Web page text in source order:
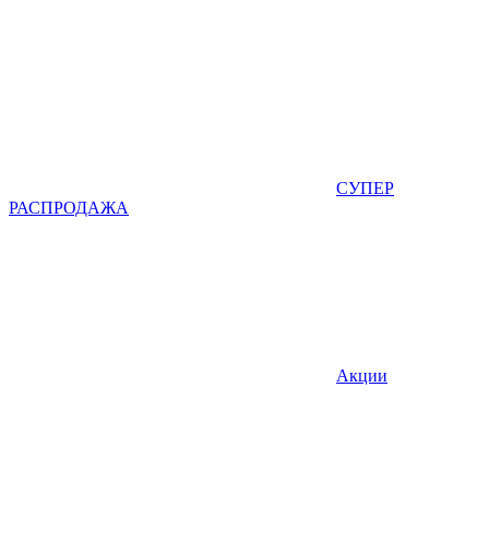
СУПЕР
РАСПРОДАЖА
Акции